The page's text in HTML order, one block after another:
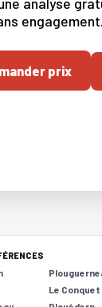
analyse
engagement.
prix
Le Conquet